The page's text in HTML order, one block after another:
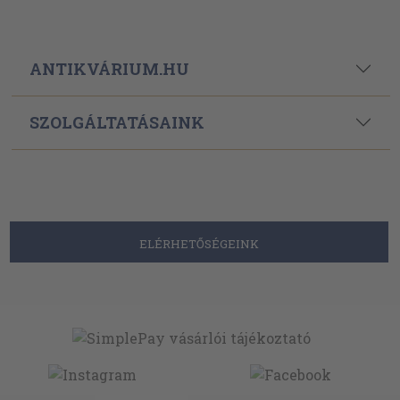
ANTIKVÁRIUM.HU
SZOLGÁLTATÁSAINK
ELÉRHETŐSÉGEINK